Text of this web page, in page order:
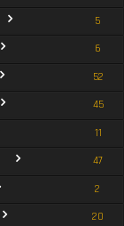
5
6
52
45
11
47
2
20